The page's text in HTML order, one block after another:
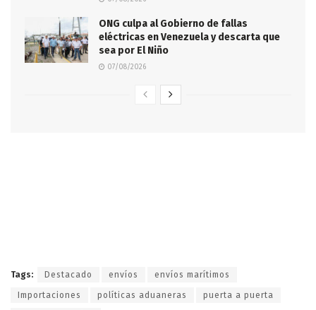
ONG culpa al Gobierno de fallas
eléctricas en Venezuela y descarta que
sea por El Niño
07/08/2026
Tags: Destacado envíos envíos marítimos
Importaciones políticas aduaneras puerta a puerta